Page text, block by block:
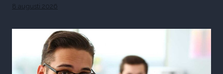
8 augusti 2026